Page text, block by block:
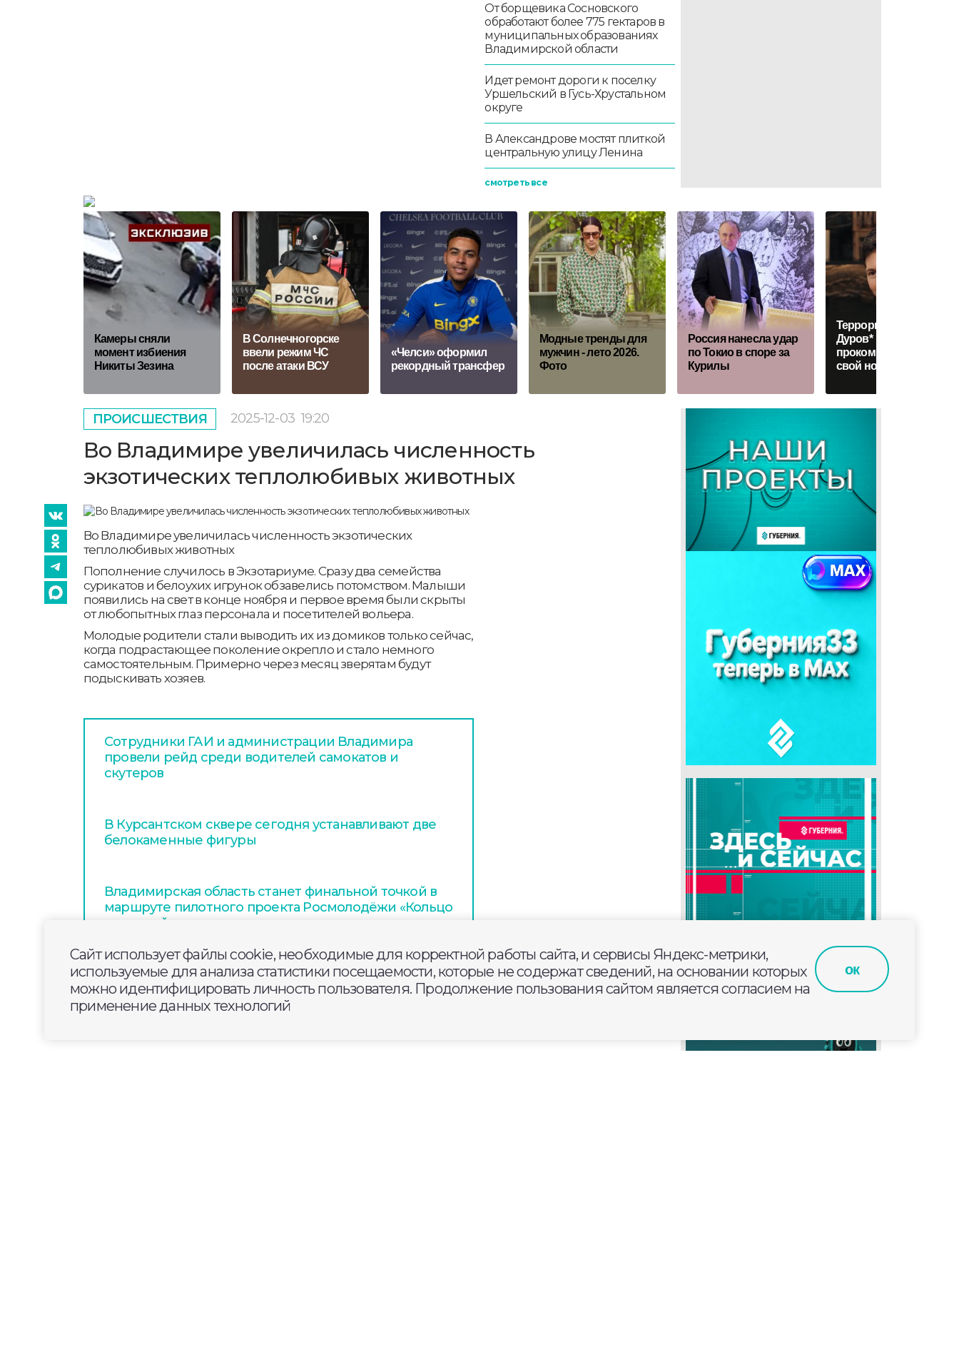
От борщевика Сосновского
обработают более 775 гектаров в
муниципальных образованиях
Владимирской области
Идет ремонт дороги к поселку
Уршельский в Гусь-Хрустальном
округе
В Александрове мостят плиткой
центральную улицу Ленина
смотреть все
Камеры сняли
момент избиения
Никиты Зезина
В Солнечногорске
ввели режим ЧС
после атаки ВСУ
«Челси» оформил
рекордный трансфер
Модные тренды для
мужчин - лето 2026.
Фото
Россия нанесла удар
по Токио в споре за
Курилы
Террорист Павел
Дуров*
прокомментировал
свой новый статус
ПРОИСШЕСТВИЯ 2025-12-03 19:20
Во Владимире увеличилась численность
экзотических теплолюбивых животных
Во Владимире увеличилась численность экзотических
теплолюбивых животных
Пополнение случилось в Экзотариуме. Сразу два семейства
сурикатов и белоухих игрунок обзавелись потомством. Малыши
появились на свет в конце ноября и первое время были скрыты
от любопытных глаз персонала и посетителей вольера.
Молодые родители стали выводить их из домиков только сейчас,
когда подрастающее поколение окрепло и стало немного
самостоятельным. Примерно через месяц зверятам будут
подыскивать хозяев.
Сотрудники ГАИ и администрации Владимира
провели рейд среди водителей самокатов и
скутеров
В Курсантском сквере сегодня устанавливают две
белокаменные фигуры
Владимирская область станет финальной точкой в
маршруте пилотного проекта Росмолодёжи «Кольцо
открытий»
Сайт использует файлы cookie, необходимые для корректной работы сайта, и сервисы Яндекс-метрики,
используемые для анализа статистики посещаемости, которые не содержат сведений, на основании которых
можно идентифицировать личность пользователя. Продолжение пользования сайтом является согласием на
применение данных технологий
ок